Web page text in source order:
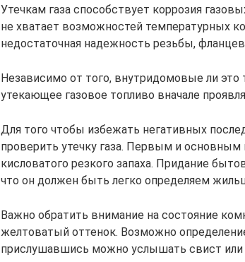
Утечкам газа способствует коррозия
не хватает возможностей температурных
недостаточная надежность резьбы,
Независимо от того, внутридомовые ли
утекающее газовое топливо вначале
Для того чтобы избежать негативных
проверить утечку газа. Первым и основным
кисловатого резкого запаха. Придание
что он должен быть легко определяем
Важно обратить внимание на состояние
желтоватый оттенок. Возможно
прислушавшись можно услышать свист